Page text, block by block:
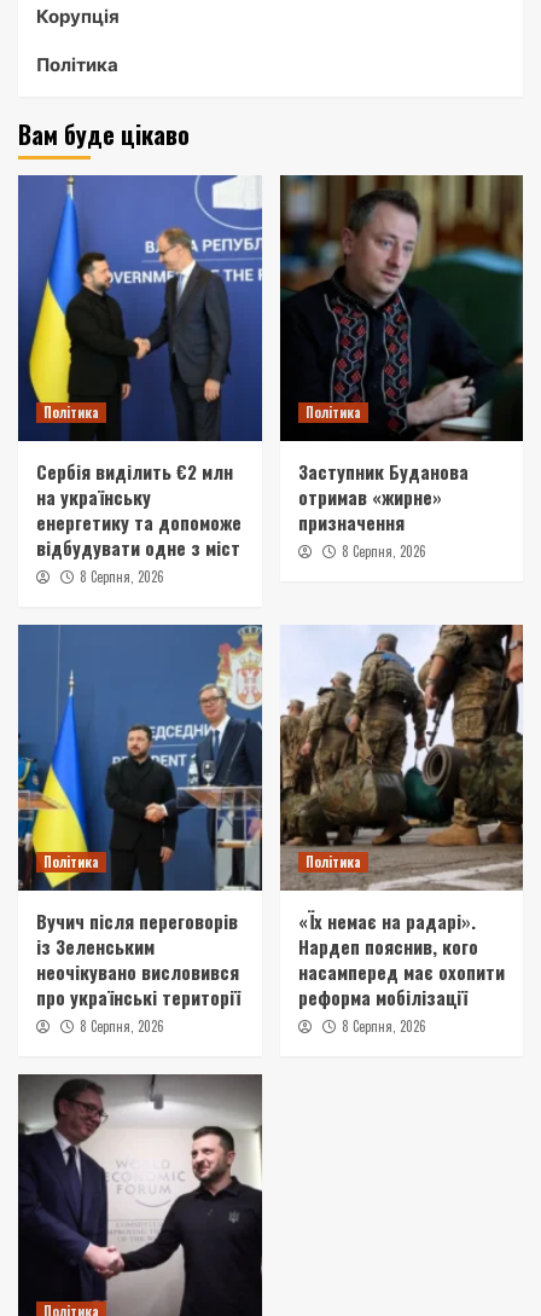
Корупція
Політика
Вам буде цікаво
Політика
Сербія виділить €2 млн
на українську
енергетику та допоможе
відбудувати одне з міст
8 Серпня, 2026
Політика
Заступник Буданова
отримав «жирне»
призначення
8 Серпня, 2026
Політика
Вучич після переговорів
із Зеленським
неочікувано висловився
про українські території
8 Серпня, 2026
Політика
«Їх немає на радарі».
Нардеп пояснив, кого
насамперед має охопити
реформа мобілізації
8 Серпня, 2026
Політика